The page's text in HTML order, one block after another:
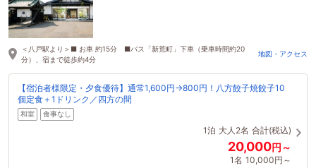
＜八戸駅より＞■ お車 約15分 ■バス「新荒町」下車（乗車時間約20
分）、宿まで徒歩約4分
地図・アクセス
【宿泊者様限定・夕食優待】通常1,600円→800円！八方餃子焼餃子10
個定食＋1ドリンク／四方の間
和室 食事なし
1泊 大人2名 合計(税込)
20,000円～
1名 10,000円～